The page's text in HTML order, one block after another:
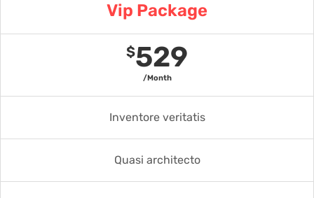
Vip Package
$529
/Month
Inventore veritatis
Quasi architecto